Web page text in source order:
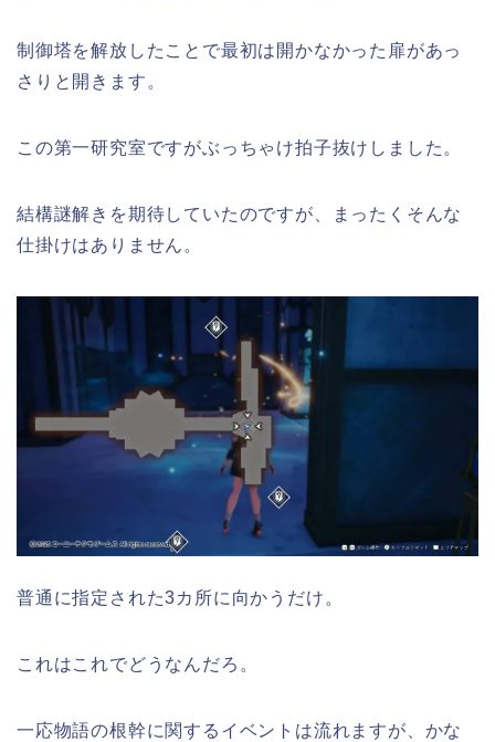
制御塔を解放したことで最初は開かなかった扉があっ
さりと開きます。
この第一研究室ですがぶっちゃけ拍子抜けしました。
結構謎解きを期待していたのですが、まったくそんな
仕掛けはありません。
普通に指定された3カ所に向かうだけ。
これはこれでどうなんだろ。
一応物語の根幹に関するイベントは流れますが、かな